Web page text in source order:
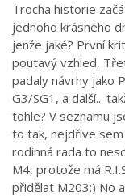
Trocha historie
jednoho krásného
jenže jaké? První
poutavý vzhled,
padaly návrhy jako
G3/SG1, a další...
tohle? V seznamu
to tak, nejdříve
rodinná rada to
M4, protože má
přidělat M203:) No